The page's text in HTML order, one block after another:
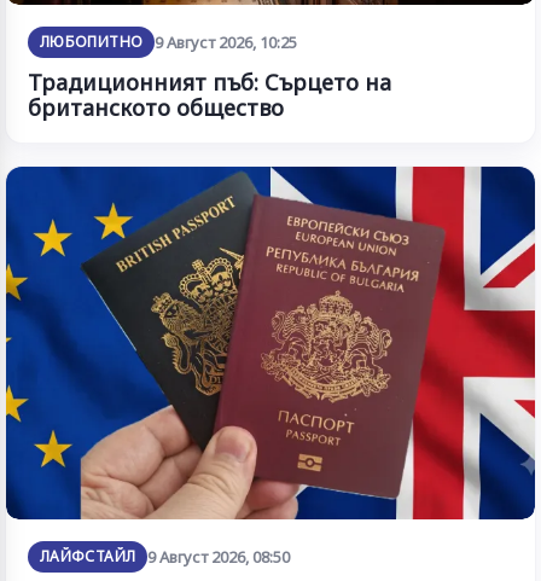
ЛЮБОПИТНО 9 Август 2026, 10:25
Традиционният пъб: Сърцето на
британското общество
ЛАЙФСТАЙЛ 9 Август 2026, 08:50